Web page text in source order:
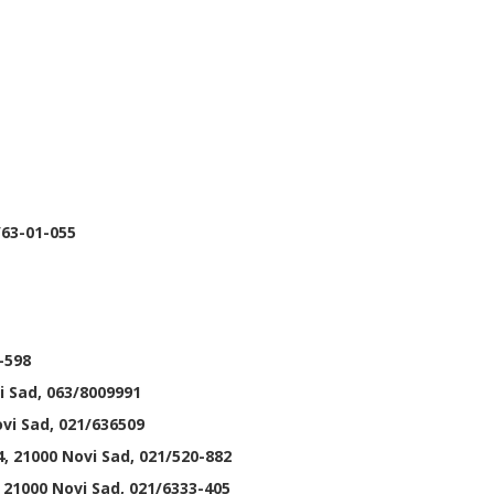
01-055
Sad, 063/8009991
Sad, 021/636509
21000 Novi Sad, 021/520-882
Novi Sad, 021/6333-405